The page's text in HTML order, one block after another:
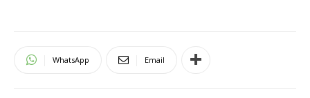
WhatsApp Email